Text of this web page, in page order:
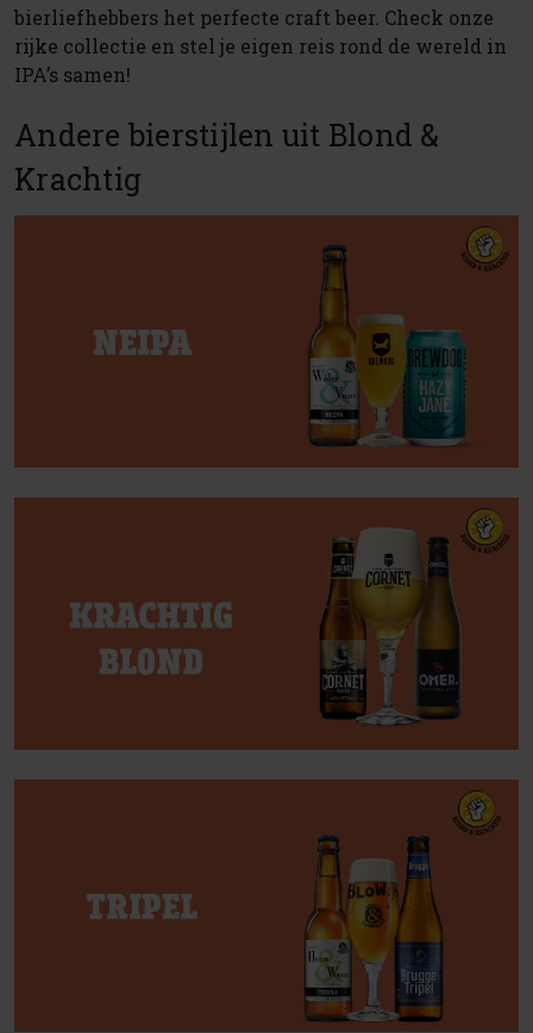
bierliefhebbers het perfecte craft beer. Check onze
rijke collectie en stel je eigen reis rond de wereld in
IPA’s samen!
Andere bierstijlen uit Blond &
Krachtig